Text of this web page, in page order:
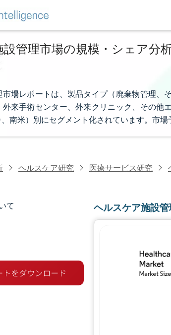
管理市場の規模・シェア分
場レポートは、製品タイプ（廃棄物管理、
来手術センター、外来クリニック、その他
南米）別にセグメント化されています。市場
ヘルスケア研究 医療サービス研究
て
イト
ヘルスケア施設